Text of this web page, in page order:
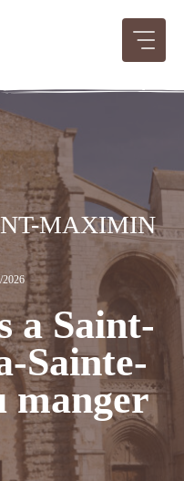
MAXIMIN
2026
a Saint-
Sainte-
manger